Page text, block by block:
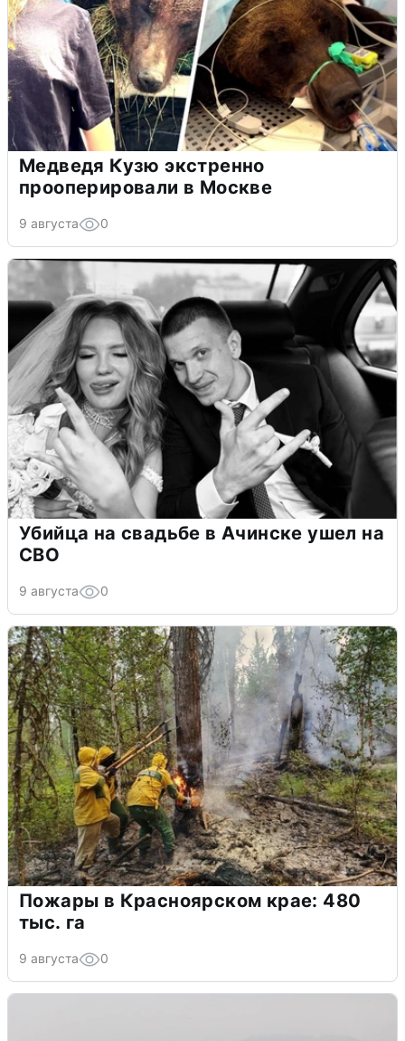
Медведя Кузю экстренно
прооперировали в Москве
9 августа 0
Убийца на свадьбе в Ачинске ушел на
СВО
9 августа 0
Пожары в Красноярском крае: 480
тыс. га
9 августа 0